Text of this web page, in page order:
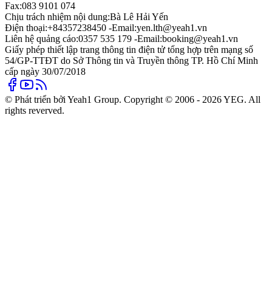
Fax:083 9101 074
Chịu trách nhiệm nội dung:Bà Lê Hải Yến
Điện thoại:+84357238450 -Email:yen.lth@yeah1.vn
Liên hệ quảng cáo:0357 535 179 -Email:booking@yeah1.vn
Giấy phép thiết lập trang thông tin điện tử tổng hợp trên mạng số
54/GP-TTĐT do Sở Thông tin và Truyền thông TP. Hồ Chí Minh
cấp ngày 30/07/2018
© Phát triển bởi Yeah1 Group. Copyright © 2006 - 2026 YEG. All
rights reverved.